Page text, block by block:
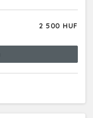
2 500 HUF